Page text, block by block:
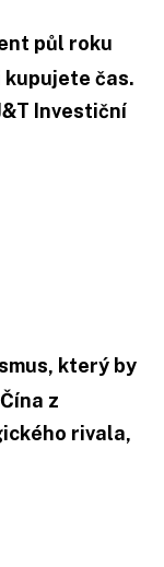
půl roku
kupujete čas.
Investiční
který by
z
rivala,